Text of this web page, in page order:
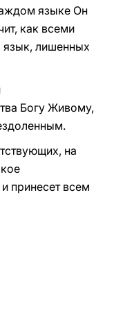
языке Он
как всеми
язык, лишенных
Богу Живому,
на
принесет всем